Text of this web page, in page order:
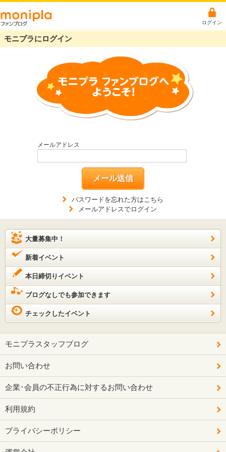
ログイン
モニプラにログイン
メールアドレス
メール送信
パスワードを忘れた方はこちら
メールアドレスでログイン
大量募集中！
新着イベント
本日締切りイベント
ブログなしでも参加できます
チェックしたイベント
モニプラスタッフブログ
お問い合わせ
企業･会員の不正行為に対するお問い合わせ
利用規約
プライバシーポリシー